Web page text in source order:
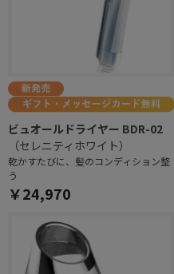
ビュオールドライヤー BDR-02
（セレニティホワイト）
乾かすたびに、髪のコンディション整
う
￥24,970